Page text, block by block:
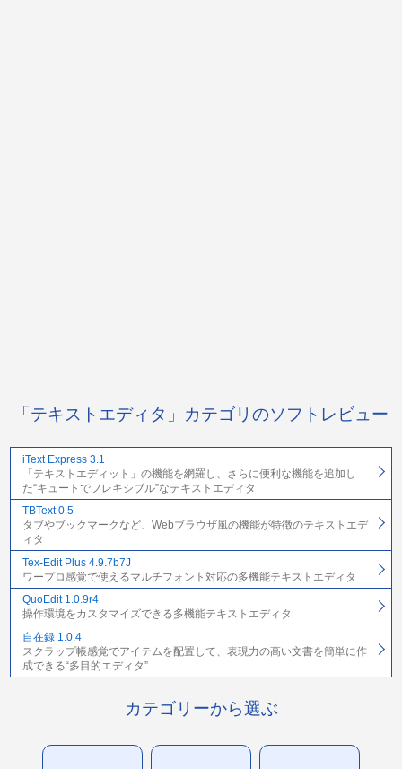
「テキストエディタ」カテゴリのソフトレビュー
iText Express 3.1
「テキストエディット」の機能を網羅し、さらに便利な機能を追加し
た“キュートでフレキシブル”なテキストエディタ
TBText 0.5
タブやブックマークなど、Webブラウザ風の機能が特徴のテキストエデ
ィタ
Tex-Edit Plus 4.9.7b7J
ワープロ感覚で使えるマルチフォント対応の多機能テキストエディタ
QuoEdit 1.0.9r4
操作環境をカスタマイズできる多機能テキストエディタ
自在録 1.0.4
スクラップ帳感覚でアイテムを配置して、表現力の高い文書を簡単に作
成できる“多目的エディタ”
カテゴリーから選ぶ